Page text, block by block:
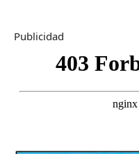
Publicidad